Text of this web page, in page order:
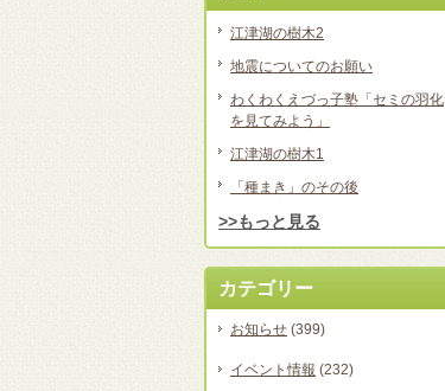
江津湖の樹木2
地震についてのお願い
わくわくえづっ子塾「セミの羽化
を見てみよう」
江津湖の樹木1
「種まき」のその後
>>もっと見る
カテゴリー
お知らせ (399)
イベント情報 (232)